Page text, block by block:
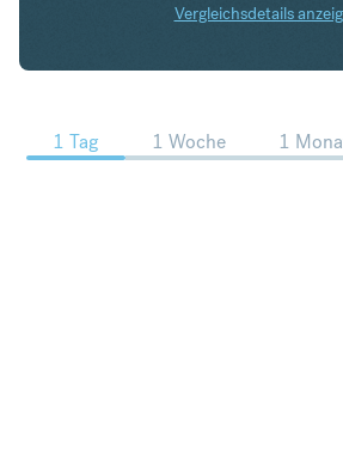
Vergleichsdetails
ZAR in IDR
1 Tag 1 Woche 1